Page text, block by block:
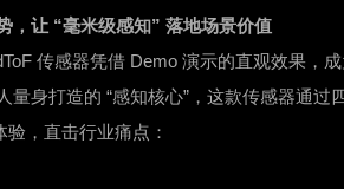
，让 “毫米级感知” 落地场景价值
传感器凭借 Demo 演示的直观效果，
量身打造的 “感知核心”，这款传感器通过
，直击行业痛点：